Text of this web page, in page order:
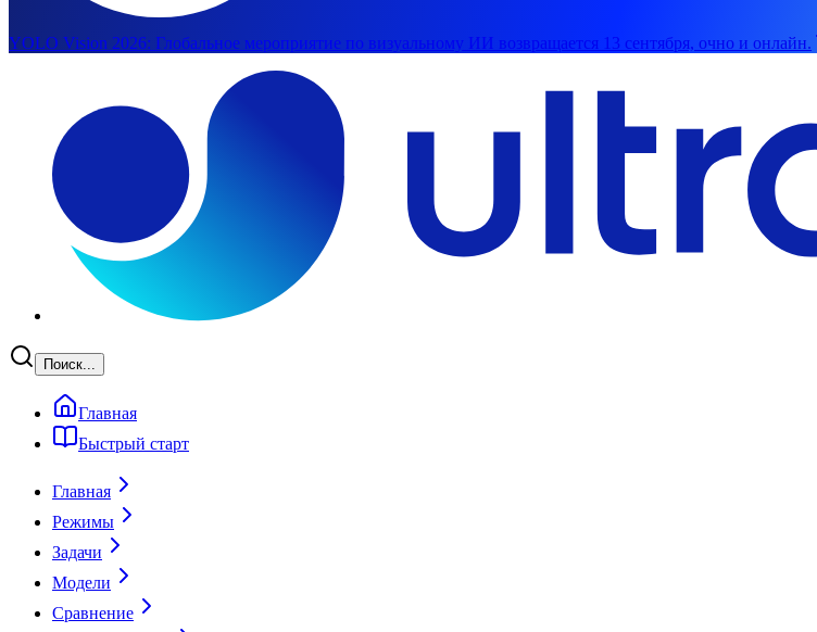
YOLO Vision 2026: Глобальное мероприятие по визуальному ИИ возвращается 13 сентября, очно и онлайн.
Поиск...
Главная
Быстрый старт
Главная
Режимы
Задачи
Модели
Сравнение